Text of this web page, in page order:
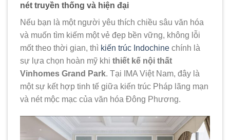
nét truyền thống và hiện đại
Nếu bạn là một người yêu thích chiều sâu văn hóa
và muốn tìm kiếm một vẻ đẹp bền vững, không lỗi
mốt theo thời gian, thì kiến trúc Indochine chính là
sự lựa chọn hoàn mỹ khi thiết kế nội thất
Vinhomes Grand Park. Tại IMA Việt Nam, đây là
một sự kết hợp tinh tế giữa kiến trúc Pháp lãng mạn
và nét mộc mạc của văn hóa Đông Phương.